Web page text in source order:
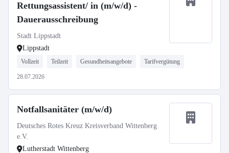
Rettungsassistent/ in (m/w/d) -
Dauerausschreibung
Stadt Lippstadt
Lippstadt
Vollzeit Teilzeit Gesundheitsangebote Tarifvergütung
28.07.2026
Notfallsanitäter (m/w/d)
Deutsches Rotes Kreuz Kreisverband Wittenberg
e.V.
Lutherstadt Wittenberg